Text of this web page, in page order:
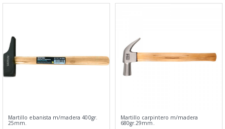
Martillo ebanista m/madera 400gr.
25mm.
Martillo carpintero m/madera
680gr.29mm.